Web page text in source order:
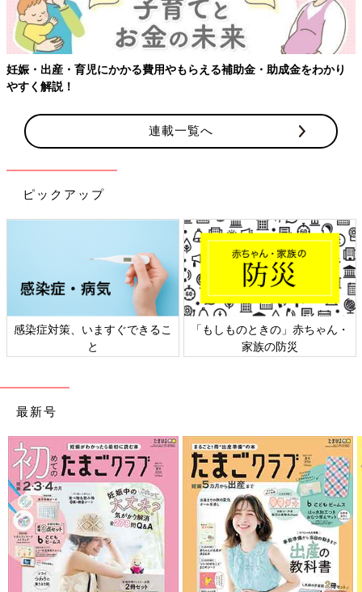
妊娠・出産・育児にかかる費用やもらえる補助金・助成金をわかり
やすく解説！
連載一覧へ
ピックアップ
感染症対策、いますぐできるこ
と
「もしものときの」赤ちゃん・
家族の防災
最新号